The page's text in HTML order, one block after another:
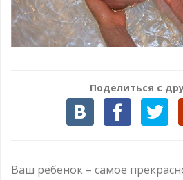
Поделиться с
Ваш ребенок – самое